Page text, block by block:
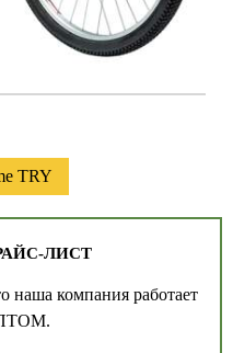
TRY
ЛИСТ
наша компания работает